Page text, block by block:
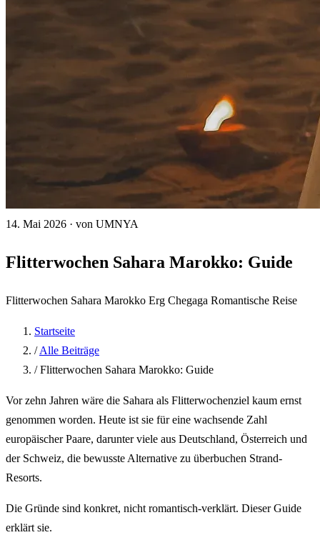
14. Mai 2026 · von UMNYA
Flitterwochen Sahara Marokko: Guide
Flitterwochen Sahara Marokko Erg Chegaga Romantische Reise
Startseite
/ Alle Beiträge
/ Flitterwochen Sahara Marokko: Guide
Vor zehn Jahren wäre die Sahara als Flitterwochenziel kaum ernst
genommen worden. Heute ist sie für eine wachsende Zahl
europäischer Paare, darunter viele aus Deutschland, Österreich und
der Schweiz, die bewusste Alternative zu überbuchen Strand-
Resorts.
Die Gründe sind konkret, nicht romantisch-verklärt. Dieser Guide
erklärt sie.